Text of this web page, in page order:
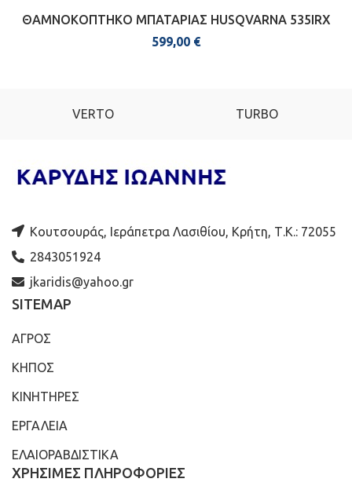
ΘΑΜΝΟΚΟΠΤΗΚΟ ΜΠΑΤΑΡΙΑΣ HUSQVARNA 535IRX
599,00 €
VERTO TURBO
Κουτσουράς, Ιεράπετρα Λασιθίου, Κρήτη, Τ.Κ.: 72055
2843051924
jkaridis@yahoo.gr
SITEMAP
ΑΓΡΟΣ
ΚΗΠΟΣ
ΚΙΝΗΤΗΡΕΣ
ΕΡΓΑΛΕΙΑ
ΕΛΑΙΟΡΑΒΔΙΣΤΙΚΑ
ΧΡΗΣΙΜΕΣ ΠΛΗΡΟΦΟΡΙΕΣ